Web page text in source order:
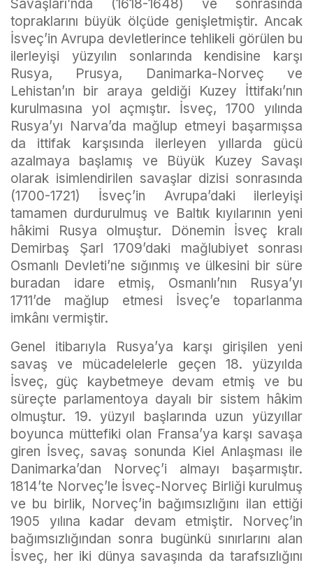
Savaşları’nda (1618-1648) ve sonrasında
topraklarını büyük ölçüde genişletmiştir. Ancak
İsveç’in Avrupa devletlerince tehlikeli görülen bu
ilerleyişi yüzyılın sonlarında kendisine karşı
Rusya, Prusya, Danimarka-Norveç ve
Lehistan’ın bir araya geldiği Kuzey İttifakı’nın
kurulmasına yol açmıştır. İsveç, 1700 yılında
Rusya’yı Narva’da mağlup etmeyi başarmışsa
da ittifak karşısında ilerleyen yıllarda gücü
azalmaya başlamış ve Büyük Kuzey Savaşı
olarak isimlendirilen savaşlar dizisi sonrasında
(1700-1721) İsveç’in Avrupa’daki ilerleyişi
tamamen durdurulmuş ve Baltık kıyılarının yeni
hâkimi Rusya olmuştur. Dönemin İsveç kralı
Demirbaş Şarl 1709’daki mağlubiyet sonrası
Osmanlı Devleti’ne sığınmış ve ülkesini bir süre
buradan idare etmiş, Osmanlı’nın Rusya’yı
1711’de mağlup etmesi İsveç’e toparlanma
imkânı vermiştir.
Genel itibarıyla Rusya’ya karşı girişilen yeni
savaş ve mücadelelerle geçen 18. yüzyılda
İsveç, güç kaybetmeye devam etmiş ve bu
süreçte parlamentoya dayalı bir sistem hâkim
olmuştur. 19. yüzyıl başlarında uzun yüzyıllar
boyunca müttefiki olan Fransa’ya karşı savaşa
giren İsveç, savaş sonunda Kiel Anlaşması ile
Danimarka’dan Norveç’i almayı başarmıştır.
1814’te Norveç’le İsveç-Norveç Birliği kurulmuş
ve bu birlik, Norveç’in bağımsızlığını ilan ettiği
1905 yılına kadar devam etmiştir. Norveç’in
bağımsızlığından sonra bugünkü sınırlarını alan
İsveç, her iki dünya savaşında da tarafsızlığını